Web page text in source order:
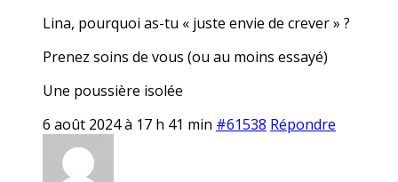
Lina, pourquoi as-tu « juste envie de crever » ?
Prenez soins de vous (ou au moins essayé)
Une poussière isolée
6 août 2024 à 17 h 41 min #61538 Répondre